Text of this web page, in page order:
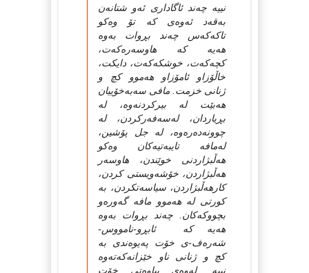
نییه‌ چه‌ند ئاگاداری ئه‌و شتانه‌ن
به‌قه‌د ئه‌وه‌ی که‌‌ تۆ وه‌کو
تاکه‌که‌س چه‌ند بڕوات به‌وه‌
هه‌یه‌ که هاوسه‌ره‌که‌ت،
کچه‌که‌ت، خوشکه‌که‌ت، دایکت،
خاڵۆزاو ئامۆزاو هه‌موو کچ و
ژنانی خزمت. مافی سه‌به‌خۆییان
هه‌بێت له‌ بیرکردنه‌وه‌، له‌
بڕیاردان، له‌سه‌فه‌رکردن، له‌
چوونه‌ده‌ره‌وه‌، له‌ جل پۆشین،
له‌مافه‌ تایبه‌تیه‌کان وه‌کو
هه‌ڵبژاردنی خوێندن، هاوسه‌ر
هه‌ڵبژاردن، خۆشه‌ویستی کردن،
کارهه‌ڵبژاردن، سیاسه‌تکر‌دن، به‌
کورتی له‌ هه‌موو‌ مافه‌ گه‌وره‌و
بچووکه‌کان. چه‌ند بڕوات به‌وه‌
هه‌یه‌ که‌ ئابڕو-نامووس-
شه‌ره‌ف-ی خۆت په‌یوه‌ندی به‌
کچ و ژنانی ناو خێزانه‌که‌ته‌وه‌
نییه‌‌. له‌وه‌ی پیاوه‌تی خۆت